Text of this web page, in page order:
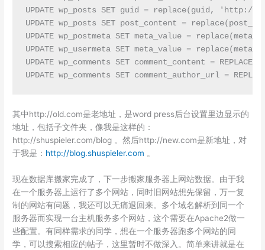
UPDATE wp_posts SET guid = replace(guid,
UPDATE wp_posts SET post_content =
UPDATE wp_postmeta SET meta_value =
UPDATE wp_usermeta SET meta_value =
UPDATE wp_comments SET comment_content =
UPDATE wp_comments SET comment_author_url =
其中http://old.com是老地址，是word press后台设置里边显示的
地址，包括子文件夹，像我是这样的：
http://shuspieler.com/blog 。然后http://new.com是新地址，对
于我是： http://blog.shuspieler.com 。
现在数据库搬家完成了，下一步搬家服务器上网站数据。由于我
在一个服务器上运行了多个网站，同时旧网站想先保留，万一复
制的网站有问题，我还可以无痛退回来。多个域名解析到同一个
服务器而实现一台主机服务多个网站，这个需要在Apache2做一
些配置。有同样需求的同学，想在一个服务器跑多个网站的同
学，可以搜索相应的帖子，这里暂时不做深入。简单来讲就是在